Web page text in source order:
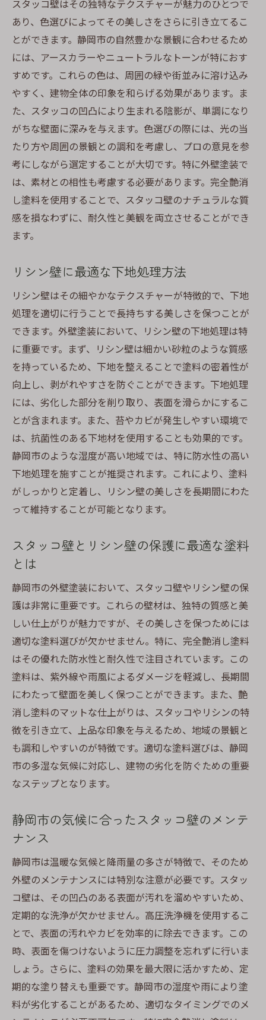
ジョリパット壁に最適な完全艶消し塗料の選び
方と静岡市の景観への貢献
ジョリパット壁に適した艶消し塗料の特性
静岡市の景観を意識したカラーコーディネ
ート
ジョリパット壁の耐久性を高めるポイント
地域の美しさを引き出す外壁塗装の工夫
ジョリパット壁の長所を活かす塗料選び
静岡市で注目されるジョリパット壁のデザ
イン
スタッコ・リシン壁に調和する静岡市の外壁塗
装成功のポイント
静岡市での成功事例に学ぶ塗装テクニック
料選び
塗装前に知っておくべき静岡市の気候特性
プロが教えるスタッコ壁のメンテナンス方
法
リシン壁を美しく保つための施工の秘訣
静岡市での外壁塗装：ジョリパット壁と相性抜
群の塗料選びの秘訣
ジョリパット壁に最適な塗料の見極め方
静岡市の特性を活かした塗装デザインの提
案
ジョリパット壁の劣化を防ぐ保護法
ント
ラー
完全艶消し塗料が静岡市でスタッコ壁を美しく
保つ理由
艶消し塗料の特性とそのメリット
スタッコ壁に艶消しを選ぶ理由とは
静岡市の気候に適した塗料の選び方
スタッコ壁の色褪せを防ぐ方法
地域の景観に馴染むスタッコ壁の魅力
艶消し塗料で作るスタッコ壁の落ち着いた
美しさ
静岡市での外壁塗装におけるリシン壁と最適な
塗料の関係性
リシン壁に最適な塗料の特徴
リシン壁を長持ちさせるための塗料選び
静岡市の住宅におけるリシン壁の人気
リシン壁に合った艶消し塗料の利点
地域の美しさを保つためのリシン壁の工夫
ジョリパット壁の特性を活かす外壁塗装とは？
静岡市での選択肢
ジョリパット壁の特性に合う塗料選び
静岡市ならではのジョリパット壁の活用法
スタッコ壁はその独特なテクスチャーが魅力のひとつで
あり、色選びによってその美しさをさらに引き立てるこ
とができます。静岡市の自然豊かな景観に合わせるため
には、アースカラーやニュートラルなトーンが特におす
すめです。これらの色は、周囲の緑や街並みに溶け込み
やすく、建物全体の印象を和らげる効果があります。ま
た、スタッコの凹凸により生まれる陰影が、単調になり
がちな壁面に深みを与えます。色選びの際には、光の当
たり方や周囲の景観との調和を考慮し、プロの意見を参
考にしながら選定することが大切です。特に外壁塗装で
は、素材との相性も考慮する必要があります。完全艶消
し塗料を使用することで、スタッコ壁のナチュラルな質
感を損なわずに、耐久性と美観を両立させることができ
ます。
リシン壁に最適な下地処理方法
リシン壁はその細やかなテクスチャーが特徴的で、下地
処理を適切に行うことで長持ちする美しさを保つことが
できます。外壁塗装において、リシン壁の下地処理は特
に重要です。まず、リシン壁は細かい砂粒のような質感
を持っているため、下地を整えることで塗料の密着性が
向上し、剥がれやすさを防ぐことができます。下地処理
には、劣化した部分を削り取り、表面を滑らかにするこ
とが含まれます。また、苔やカビが発生しやすい環境で
は、抗菌性のある下地材を使用することも効果的です。
静岡市のような湿度が高い地域では、特に防水性の高い
下地処理を施すことが推奨されます。これにより、塗料
がしっかりと定着し、リシン壁の美しさを長期間にわた
って維持することが可能となります。
スタッコ壁とリシン壁の保護に最適な塗料
とは
静岡市の外壁塗装において、スタッコ壁やリシン壁の保
護は非常に重要です。これらの壁材は、独特の質感と美
しい仕上がりが魅力ですが、その美しさを保つためには
適切な塗料選びが欠かせません。特に、完全艶消し塗料
はその優れた防水性と耐久性で注目されています。この
塗料は、紫外線や雨風によるダメージを軽減し、長期間
にわたって壁面を美しく保つことができます。また、艶
消し塗料のマットな仕上がりは、スタッコやリシンの特
徴を引き立て、上品な印象を与えるため、地域の景観と
も調和しやすいのが特徴です。適切な塗料選びは、静岡
市の多湿な気候に対応し、建物の劣化を防ぐための重要
なステップとなります。
静岡市の気候に合ったスタッコ壁のメンテ
ナンス
静岡市は温暖な気候と降雨量の多さが特徴で、そのため
外壁のメンテナンスには特別な注意が必要です。スタッ
コ壁は、その凹凸のある表面が汚れを溜めやすいため、
定期的な洗浄が欠かせません。高圧洗浄機を使用するこ
とで、表面の汚れやカビを効率的に除去できます。この
時、表面を傷つけないように圧力調整を忘れずに行いま
しょう。さらに、塗料の効果を最大限に活かすため、定
期的な塗り替えも重要です。静岡市の湿度や雨により塗
料が劣化することがあるため、適切なタイミングでのメ